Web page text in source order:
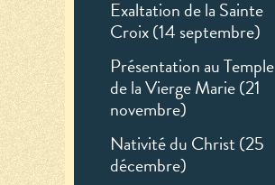
Exaltation de la Sainte
Croix (14 septembre)
Présentation au Temple
de la Vierge Marie (21
novembre)
Nativité du Christ (25
décembre)